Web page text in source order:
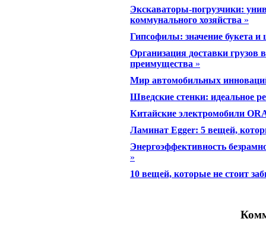
Экскаваторы-погрузчики:
коммунального хозяйства »
Гипсофилы: значение букета и
Организация доставки
преимущества »
Мир автомобильных
Шведские стенки: идеальное
Китайские электромобили
Ламинат Egger: 5 вещей,
Энергоэффективность
»
10 вещей, которые не стоит